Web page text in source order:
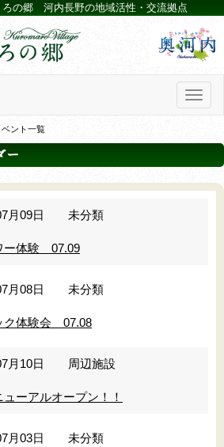
ろの郷 河内長野の地域活性・交流拠点
ベント一覧
月09日 未分類
ー体験 07.09
月08日 未分類
ク体験会 07.08
月10日 周辺施設
ーアルオープン！！
月03日 未分類